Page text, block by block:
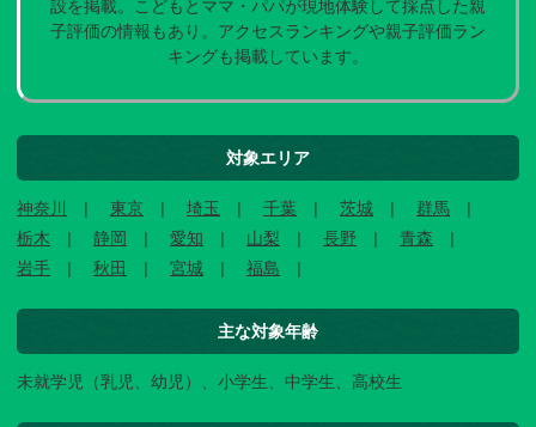
設を掲載。こどもとママ・パパが現地体験して採点した親
子評価の情報もあり。アクセスランキングや親子評価ラン
キングも掲載しています。
対象エリア
神奈川 東京 埼玉 千葉 茨城
群馬
栃木
静岡 愛知 山梨 長野
青森
岩手
秋田 宮城 福島
主な対象年齢
未就学児（乳児、幼児）、小学生、中学生、高校生